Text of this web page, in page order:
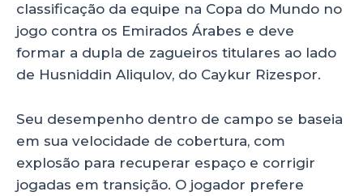
classificação da equipe na Copa do Mundo no
jogo contra os Emirados Árabes e deve
formar a dupla de zagueiros titulares ao lado
de Husniddin Aliqulov, do Caykur Rizespor.
Seu desempenho dentro de campo se baseia
em sua velocidade de cobertura, com
explosão para recuperar espaço e corrigir
jogadas em transição. O jogador prefere